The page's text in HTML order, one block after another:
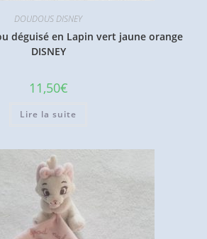
DOUDOUS DISNEY
déguisé en Lapin vert jaune orange
DISNEY
11,50€
Lire la suite